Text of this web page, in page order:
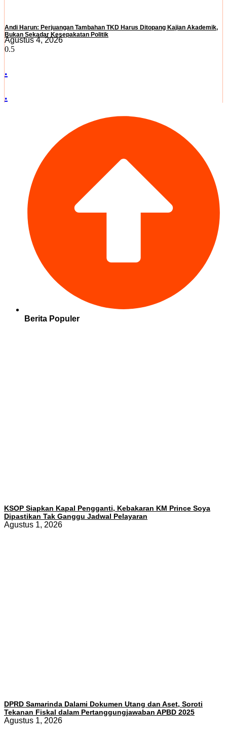
Andi Harun: Perjuangan Tambahan TKD Harus Ditopang Kajian Akademik,
Bukan Sekadar Kesepakatan Politik
Agustus 4, 2026
.
.
Berita Populer
KSOP Siapkan Kapal Pengganti, Kebakaran KM Prince Soya
Dipastikan Tak Ganggu Jadwal Pelayaran
Agustus 1, 2026
DPRD Samarinda Dalami Dokumen Utang dan Aset, Soroti
Tekanan Fiskal dalam Pertanggungjawaban APBD 2025
Agustus 1, 2026